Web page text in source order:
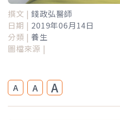
撰文 | 錢政弘醫師
日期 | 2019年06月14日
分類 | 養生
圖檔來源 |
A A A